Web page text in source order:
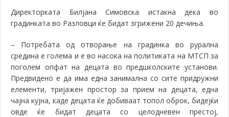
Директорката Билјана Симовска истакна дека во
градинката во Разловци ќе бидат згрижени 20 дечиња.
– Потребата од отворање на градинка во рурална
средина е голема и е во насока на политиката на МТСП за
поголем опфат на децата во предшколските установи.
Предвидено е да има една занимална со сите придружни
елементи, тријажен простор за прием на децата, една
чајна кујна, каде децата ќе добиваат топол оброк, бидејќи
овде ќе бидат децата со целодневен престој,